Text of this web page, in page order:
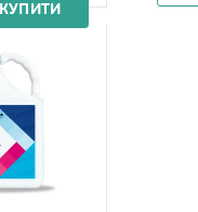
КУПИТИ